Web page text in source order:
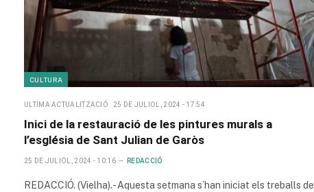
CULTURA
ULTIMA ACTUALITZACIÓ 25 DE JULIOL, 2024 - 17:54
Inici de la restauració de les pintures murals a
l’església de Sant Julian de Garòs
25 DE JULIOL, 2024 - 10:16 REDACCIÓ
REDACCIÓ. (Vielha).- Aquesta setmana s’han iniciat els treballs de